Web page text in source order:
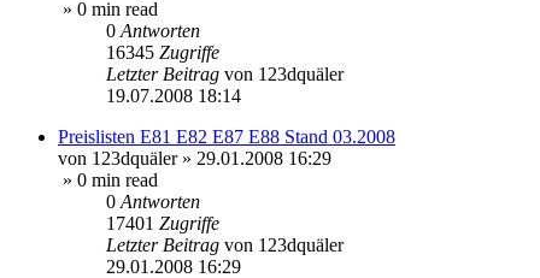
» 0 min read
0 Antworten
16345 Zugriffe
Letzter Beitrag von 123dquäler
19.07.2008 18:14
Preislisten E81 E82 E87 E88 Stand 03.2008
von 123dquäler» 29.01.2008 16:29
» 0 min read
0 Antworten
17401 Zugriffe
Letzter Beitrag von 123dquäler
29.01.2008 16:29